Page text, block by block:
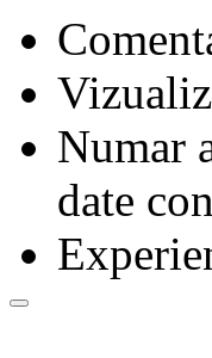
Numar
date